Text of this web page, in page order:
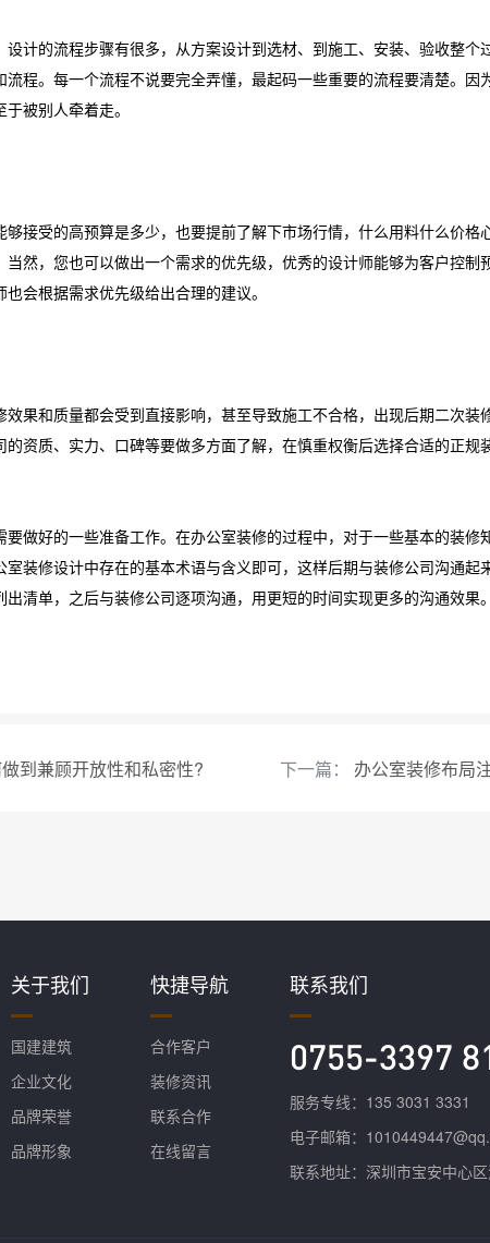
计的流程步骤有很多，从方案设计到选材、到施工、安装、验收整个
程。每一个流程不说要完全弄懂，最起码一些重要的流程要清楚。因
被别人牵着走。
受的高预算是多少，也要提前了解下市场行情，什么用料什么价格心
然，您也可以做出一个需求的优先级，优秀的设计师能够为客户控制
会根据需求优先级给出合理的建议。
果和质量都会受到直接影响，甚至导致施工不合格，出现后期二次装
资质、实力、口碑等要做多方面了解，在慎重权衡后选择合适的正规
做好的一些准备工作。在办公室装修的过程中，对于一些基本的装修
装修设计中存在的基本术语与含义即可，这样后期与装修公司沟通起
清单，之后与装修公司逐项沟通，用更短的时间实现更多的沟通效果。
到兼顾开放性和私密性? 下一篇： 办公室装修布局
关于我们
国建建筑
企业文化
品牌荣誉
品牌形象
快捷导航
合作客户
装修资讯
联系合作
在线留言
联系我们
0755-3397
服务专线：135 3031 3331
电子邮箱：
联系地址：深圳市宝安中心